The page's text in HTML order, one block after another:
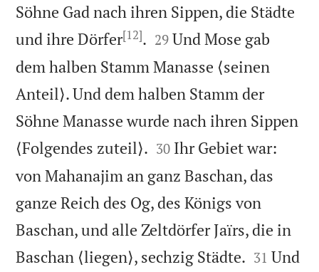
Söhne Gad nach ihren Sippen, die Städte
und ihre Dörfer[12]. 

29 Und Mose gab
dem halben Stamm Manasse ⟨seinen
Anteil⟩. Und dem halben Stamm der
Söhne Manasse wurde nach ihren Sippen
⟨Folgendes zuteil⟩. 

30 Ihr Gebiet war:
von Mahanajim an ganz Baschan, das
ganze Reich des Og, des Königs von
Baschan, und alle Zeltdörfer Jaïrs, die in
Baschan ⟨liegen⟩, sechzig Städte. 

31 Und